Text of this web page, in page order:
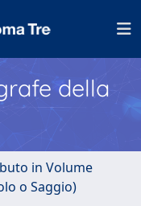
della
in Volume
o Saggio)